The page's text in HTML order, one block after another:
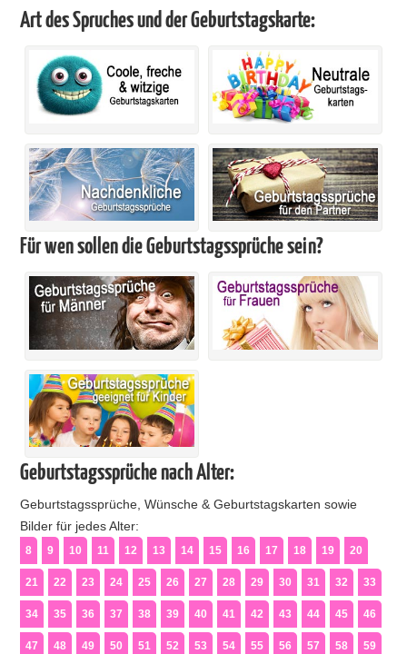
Art des Spruches und der Geburtstagskarte:
Für wen sollen die Geburtstagssprüche sein?
Geburtstagssprüche nach Alter:
Geburtstagssprüche, Wünsche & Geburtstagskarten sowie
Bilder für jedes Alter:
8 9 10 11 12 13 14 15 16 17 18 19 20
21 22 23 24 25 26 27 28 29 30 31 32 33
34 35 36 37 38 39 40 41 42 43 44 45 46
47 48 49 50 51 52 53 54 55 56 57 58 59